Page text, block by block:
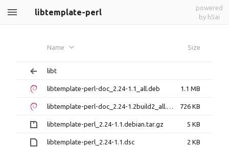
libtemplate-perl
powered
by h5ai
Name Size
libt
libtemplate-perl-doc_2.24-1.1_all.deb 1.1 MB
libtemplate-perl-doc_2.24-1.2build2_all.deb 726 KB
libtemplate-perl_2.24-1.1.debian.tar.gz 5 KB
libtemplate-perl_2.24-1.1.dsc 2 KB